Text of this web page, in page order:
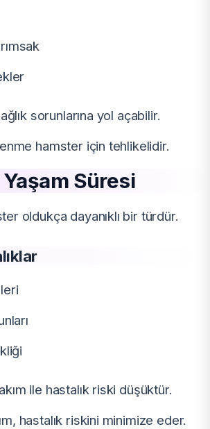
sorunlarına yol açabilir.
hamster için tehlikelidir.
Yaşam Süresi
oldukça dayanıklı bir türdür.
ile hastalık riski düşüktür.
hastalık riskini minimize eder.